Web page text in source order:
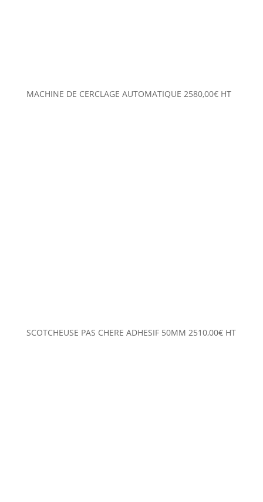
MACHINE DE CERCLAGE AUTOMATIQUE 2580,00€ HT
SCOTCHEUSE PAS CHERE ADHESIF 50MM 2510,00€ HT